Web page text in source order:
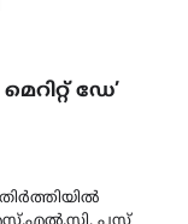
ഡേ’